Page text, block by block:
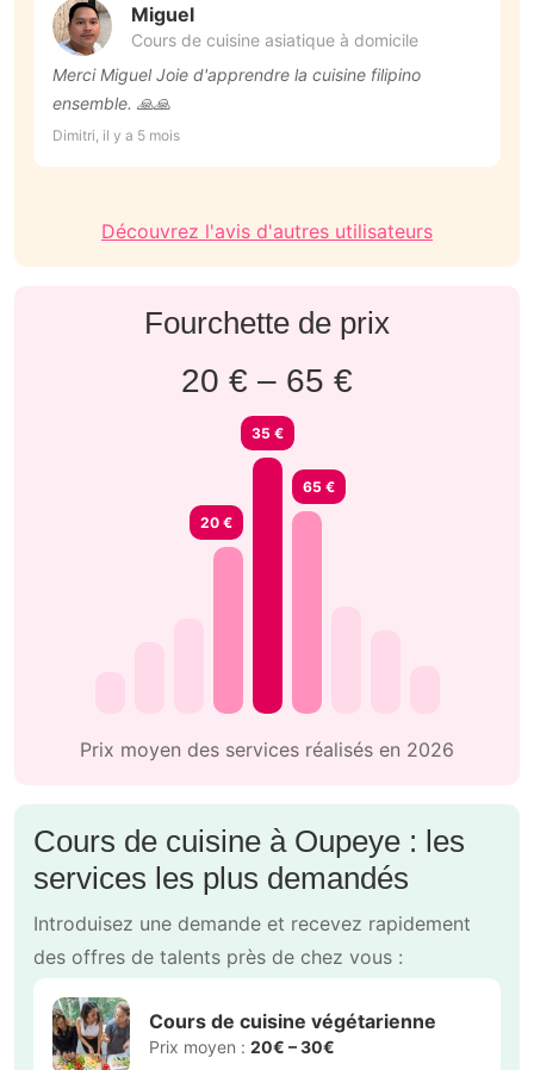
Miguel
Cours de cuisine asiatique à domicile
Merci Miguel Joie d'apprendre la cuisine filipino
ensemble. 🙏🙏
Dimitri, il y a 5 mois
Découvrez l'avis d'autres utilisateurs
Fourchette de prix
20 € – 65 €
20 €
35 €
65 €
Prix moyen des services réalisés en 2026
Cours de cuisine à Oupeye : les
services les plus demandés
Introduisez une demande et recevez rapidement
des offres de talents près de chez vous :
Cours de cuisine végétarienne
Prix moyen : 20€ – 30€